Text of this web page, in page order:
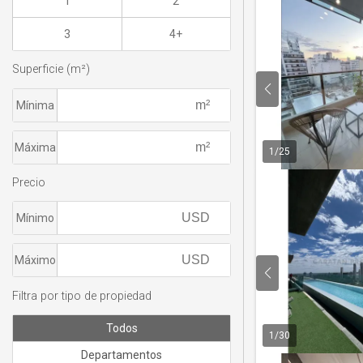
1 /25
1 /30
3 4+
Superficie (m²)
Mínima
Máxima
Precio
Mínimo
Máximo
Filtra por tipo de propiedad
Todos
Departamentos